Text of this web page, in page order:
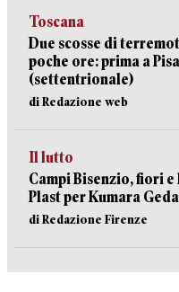
Toscana
Due scosse di
poche ore: prima a
(settentrionale)
di Redazione web
Il lutto
Campi Bisenzio, fiori
Plast per Kumara
di Redazione Firenze